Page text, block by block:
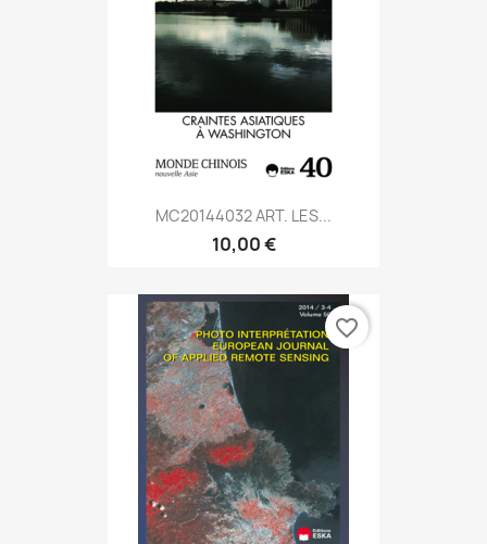
MC20144032 ART. LES...
10,00 €
favorite_border